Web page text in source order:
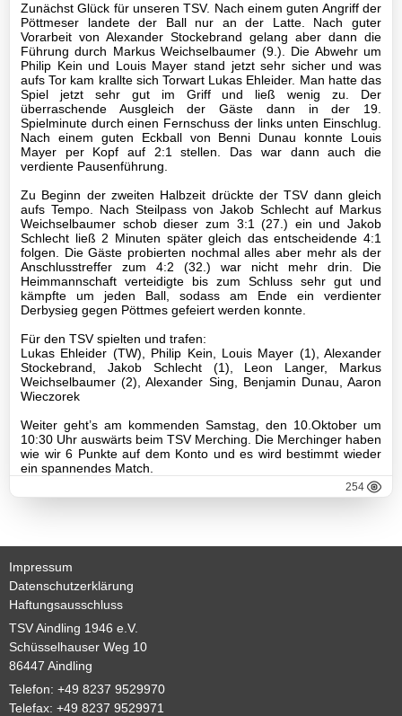
Seniorenfußball
Jugendfußball
A1-
Jugend
A2-
Jugend
B1-
Jugend
B2-
Jugend
Jugend
C2-
Jugend
D1-
Jugend
D2-
D3-
Jugend
E1-
Jugend
Archiv
E2-
Zunächst Glück für unseren TSV. Nach einem guten Angriff der
Pöttmeser landete der Ball nur an der Latte. Nach guter
Vorarbeit von Alexander Stockebrand gelang aber dann die
Führung durch Markus Weichselbaumer (9.). Die Abwehr um
Philip Kein und Louis Mayer stand jetzt sehr sicher und was
aufs Tor kam krallte sich Torwart Lukas Ehleider. Man hatte das
Spiel jetzt sehr gut im Griff und ließ wenig zu. Der
überraschende Ausgleich der Gäste dann in der 19.
Spielminute durch einen Fernschuss der links unten Einschlug.
Nach einem guten Eckball von Benni Dunau konnte Louis
Mayer per Kopf auf 2:1 stellen. Das war dann auch die
verdiente Pausenführung.
Zu Beginn der zweiten Halbzeit drückte der TSV dann gleich
aufs Tempo. Nach Steilpass von Jakob Schlecht auf Markus
Weichselbaumer schob dieser zum 3:1 (27.) ein und Jakob
Schlecht ließ 2 Minuten später gleich das entscheidende 4:1
folgen. Die Gäste probierten nochmal alles aber mehr als der
Anschlusstreffer zum 4:2 (32.) war nicht mehr drin. Die
Heimmannschaft verteidigte bis zum Schluss sehr gut und
kämpfte um jeden Ball, sodass am Ende ein verdienter
Derbysieg gegen Pöttmes gefeiert werden konnte.
Für den TSV spielten und trafen:
Lukas Ehleider (TW), Philip Kein, Louis Mayer (1), Alexander
Stockebrand, Jakob Schlecht (1), Leon Langer, Markus
Weichselbaumer (2), Alexander Sing, Benjamin Dunau, Aaron
Wieczorek
Weiter geht’s am kommenden Samstag, den 10.Oktober um
10:30 Uhr auswärts beim TSV Merching. Die Merchinger haben
wie wir 6 Punkte auf dem Konto und es wird bestimmt wieder
ein spannendes Match.
254
Impressum
Datenschutzerklärung
Haftungsausschluss
TSV Aindling 1946 e.V.
Schüsselhauser Weg 10
86447 Aindling
Telefon: +49 8237 9529970
Telefax: +49 8237 9529971